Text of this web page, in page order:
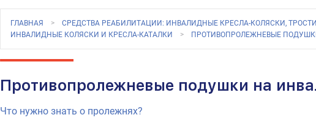
ГЛАВНАЯ
СРЕДСТВА РЕАБИЛИТАЦИИ: ИНВАЛИДНЫЕ КРЕСЛА-КОЛЯСКИ,
ИНВАЛИДНЫЕ КОЛЯСКИ И КРЕСЛА-КАТАЛКИ
ПРОТИВОПРОЛЕЖНЕВЫЕ
Противопролежневые подушки на
Что нужно знать о пролежнях?